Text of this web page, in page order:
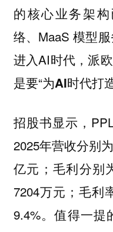
的核心业务架
络、MaaS 模型
进入AI时代，派
是要“为AI时代打
招股书显示，
2025年营收分别
亿元；毛利分别
7204万元；毛利
9.4%。值得一提